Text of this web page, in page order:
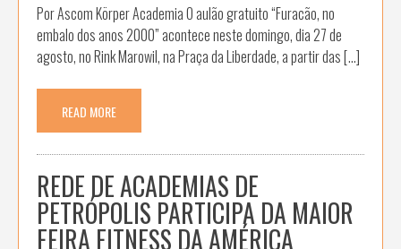
Por Ascom Körper Academia O aulão gratuito “Furacão, no
embalo dos anos 2000” acontece neste domingo, dia 27 de
agosto, no Rink Marowil, na Praça da Liberdade, a partir das […]
READ MORE
REDE DE ACADEMIAS DE
PETRÓPOLIS PARTICIPA DA MAIOR
FEIRA FITNESS DA AMÉRICA